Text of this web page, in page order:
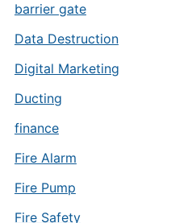
barrier gate
Data Destruction
Digital Marketing
Ducting
finance
Fire Alarm
Fire Pump
Fire Safety